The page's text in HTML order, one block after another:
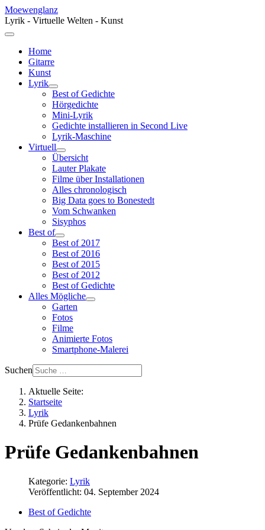
Moewenglanz
Lyrik - Virtuelle Welten - Kunst
Home
Gitarre
Kunst
Lyrik
Best of Gedichte
Hörgedichte
Mini-Lyrik
Gedichte installieren in Second Live
Lyrik-Maschine
Virtuell
Übersicht
Lauter Plakate
Filme über Installationen
Alles chronologisch
Big Data goes to Bonestedt
Vom Schwanken
Sisyphos
Best of
Best of 2017
Best of 2016
Best of 2015
Best of 2012
Best of Gedichte
Alles Mögliche
Garten
Fotos
Filme
Animierte Fotos
Smartphone-Malerei
Suchen
Aktuelle Seite:
Startseite
Lyrik
Prüfe Gedankenbahnen
Prüfe Gedankenbahnen
Kategorie: Lyrik
Veröffentlicht: 04. September 2024
Best of Gedichte